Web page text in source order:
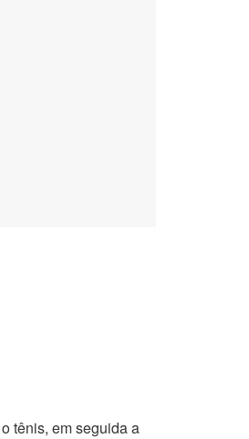
tênis, em seguida a